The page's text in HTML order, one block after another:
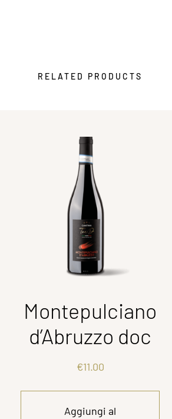
RELATED PRODUCTS
Montepulciano
d’Abruzzo doc
€11.00
Aggiungi al